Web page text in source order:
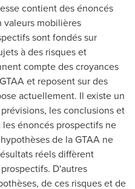
contient des énoncés
valeurs mobilières
sont fondés sur
à des risques et
compte des croyances
et reposent sur des
actuellement. Il existe un
les conclusions et
énoncés prospectifs ne
de la GTAA ne
réels diffèrent
D'autres
de ces risques et de